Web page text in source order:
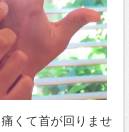
痛くて首が回りませ